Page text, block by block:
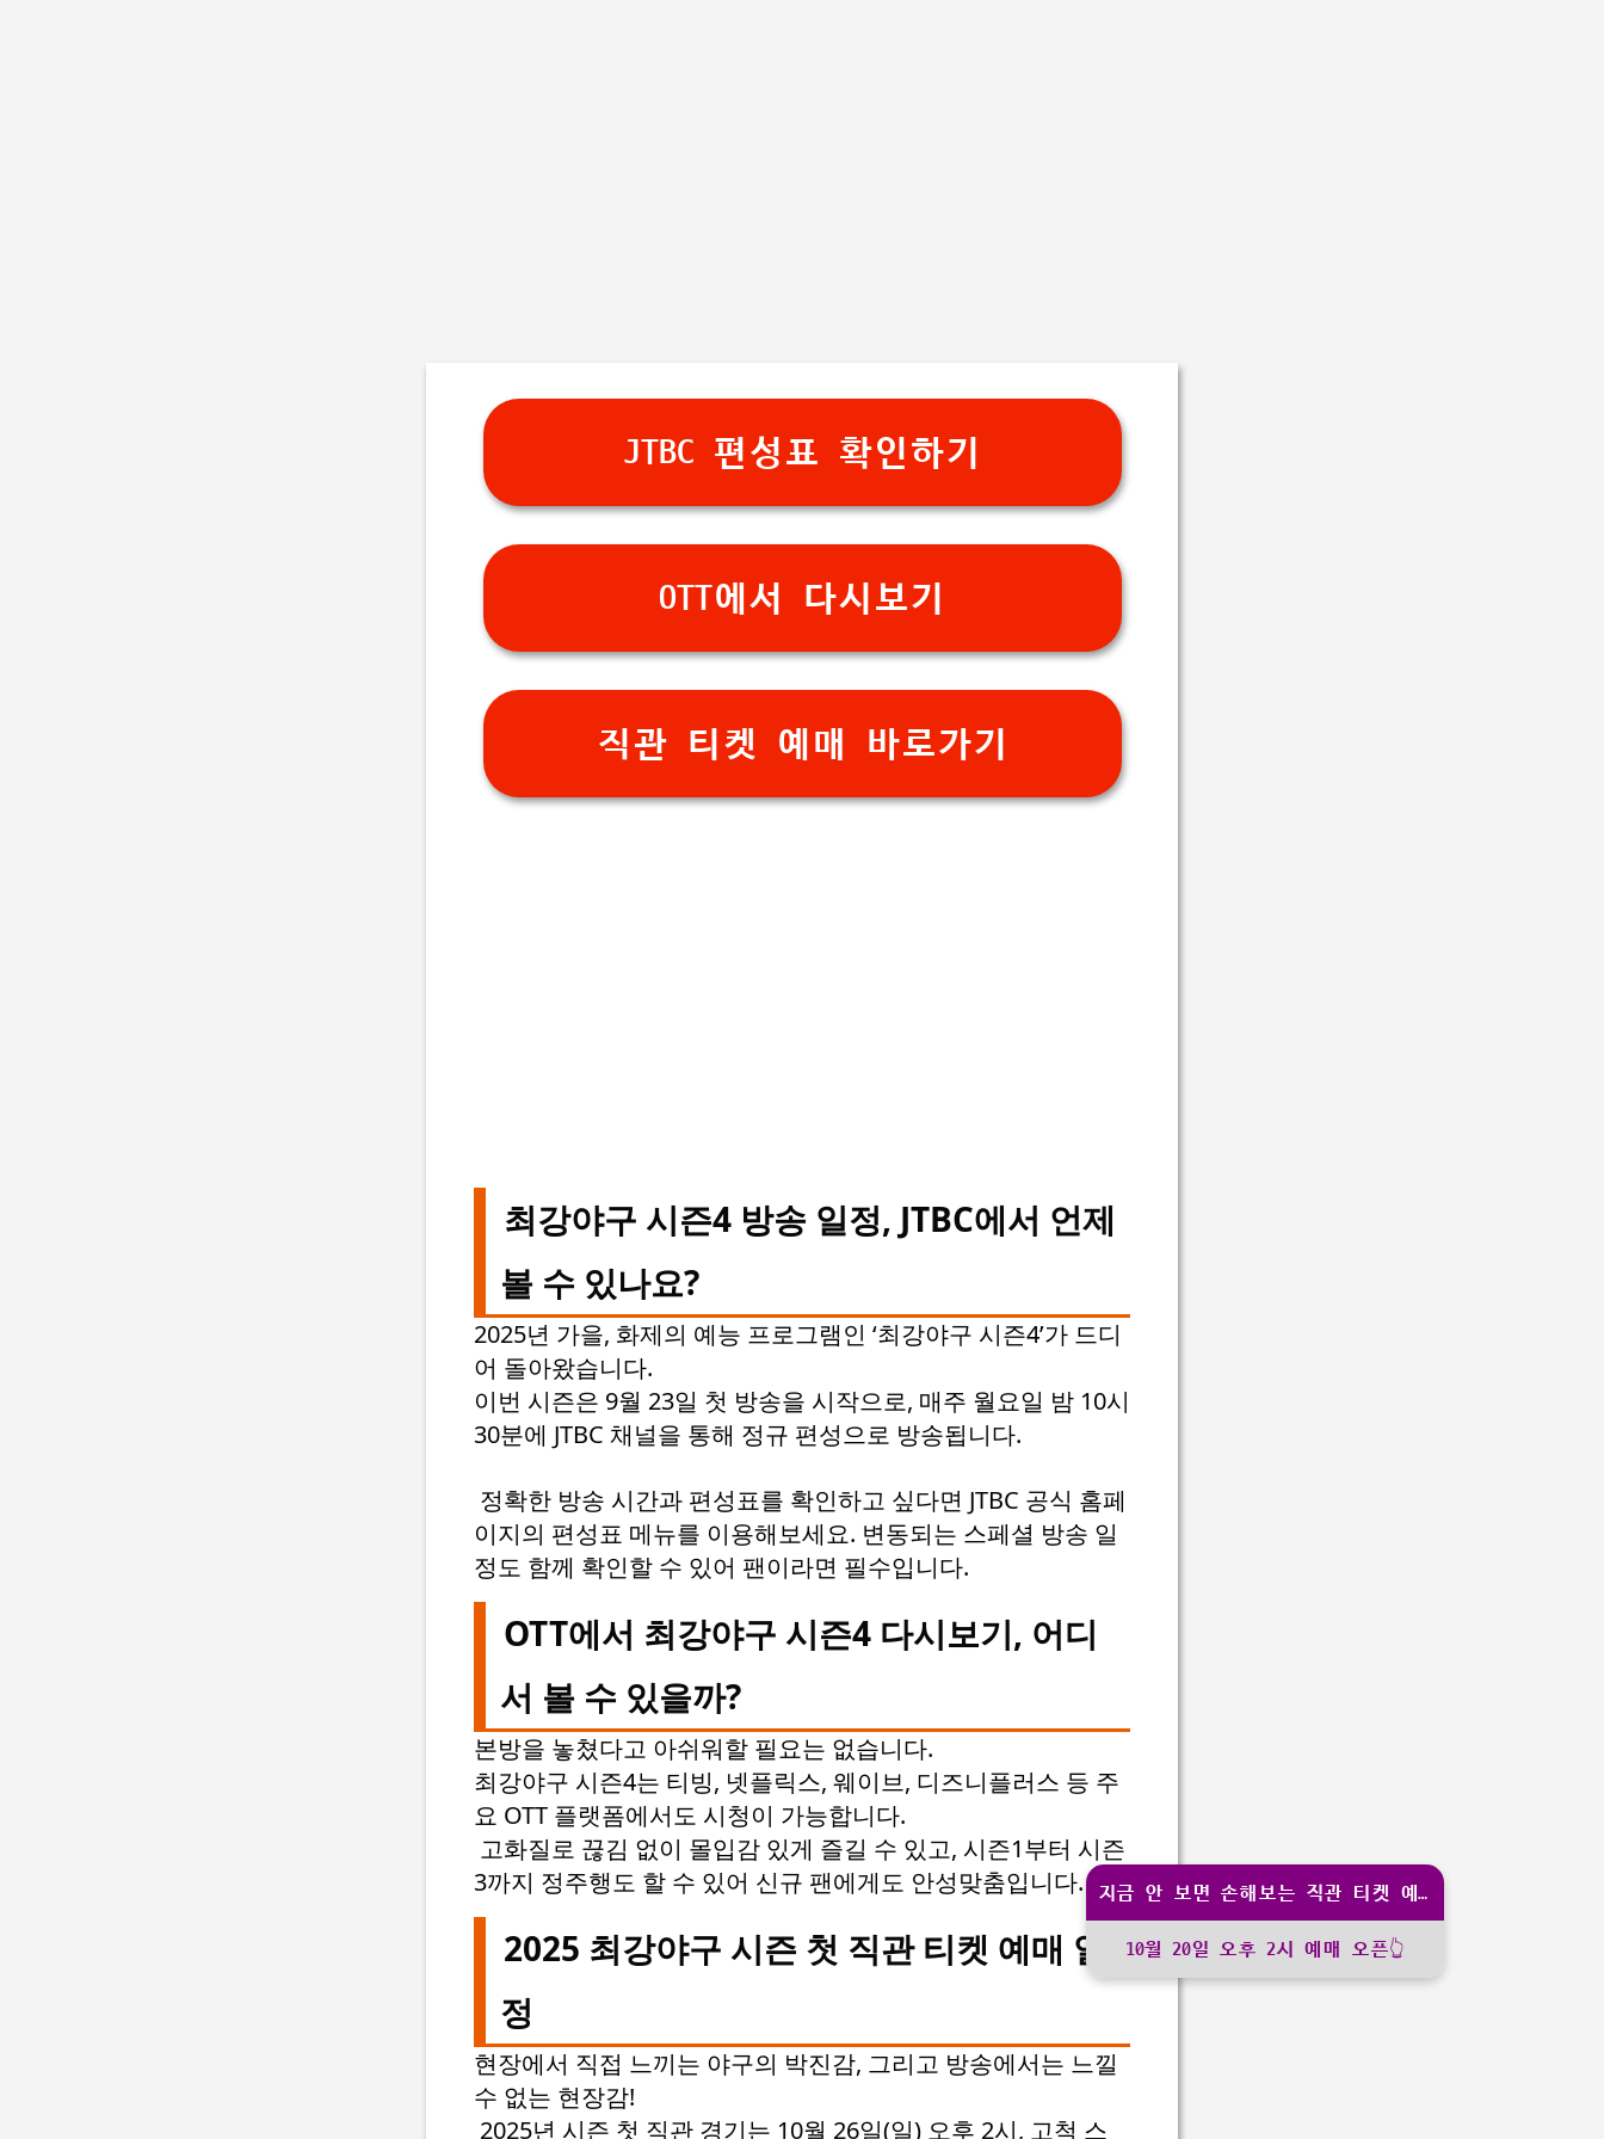
JTBC 편성표 확인하기
OTT에서 다시보기
직관 티켓 예매 바로가기
최강야구 시즌4 방송 일정, JTBC에서 언제
볼 수 있나요?
2025년 가을, 화제의 예능 프로그램인 ‘최강야구 시즌4’가 드디
어 돌아왔습니다.
이번 시즌은 9월 23일 첫 방송을 시작으로, 매주 월요일 밤 10시
30분에 JTBC 채널을 통해 정규 편성으로 방송됩니다.
정확한 방송 시간과 편성표를 확인하고 싶다면 JTBC 공식 홈페
이지의 편성표 메뉴를 이용해보세요. 변동되는 스페셜 방송 일
정도 함께 확인할 수 있어 팬이라면 필수입니다.
OTT에서 최강야구 시즌4 다시보기, 어디
서 볼 수 있을까?
본방을 놓쳤다고 아쉬워할 필요는 없습니다.
최강야구 시즌4는 티빙, 넷플릭스, 웨이브, 디즈니플러스 등 주
요 OTT 플랫폼에서도 시청이 가능합니다.
고화질로 끊김 없이 몰입감 있게 즐길 수 있고, 시즌1부터 시즌
3까지 정주행도 할 수 있어 신규 팬에게도 안성맞춤입니다.
2025 최강야구 시즌 첫 직관 티켓 예매 일
정
현장에서 직접 느끼는 야구의 박진감, 그리고 방송에서는 느낄
수 없는 현장감!
2025년 시즌 첫 직관 경기는 10월 26일(일) 오후 2시, 고척 스
지금 안 보면 손해보는 직관 티켓 예매
10월 20일 오후 2시 예매 오픈👆